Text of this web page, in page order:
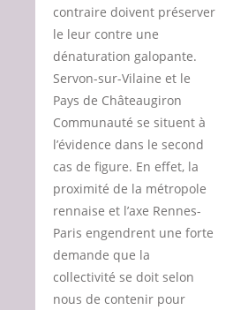
contraire doivent préserver
le leur contre une
dénaturation galopante.
Servon-sur-Vilaine et le
Pays de Châteaugiron
Communauté se situent à
l’évidence dans le second
cas de figure. En effet, la
proximité de la métropole
rennaise et l’axe Rennes-
Paris engendrent une forte
demande que la
collectivité se doit selon
nous de contenir pour